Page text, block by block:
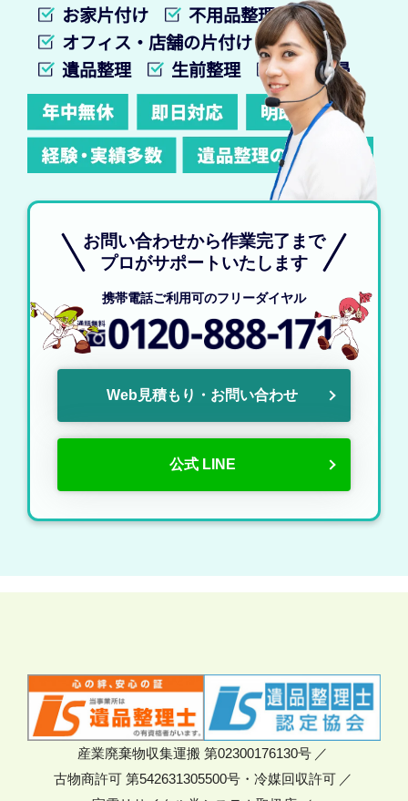
お家片付け
不用品整理
オフィス・店舗の片付け
遺品整理
生前整理 特殊清掃
お問い合わせから作業完了まで
プロがサポートいたします
携帯電話ご利用可のフリーダイヤル
Web見積もり・お問い合わせ
公式 LINE
産業廃棄物収集運搬 第02300176130号
古物商許可 第542631305500号・冷媒回収許可